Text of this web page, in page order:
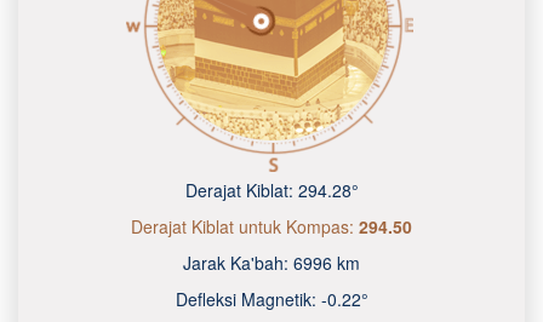
Derajat Kiblat: 294.28°
Derajat Kiblat untuk Kompas: 294.50
Jarak Ka'bah: 6996 km
Defleksi Magnetik: -0.22°